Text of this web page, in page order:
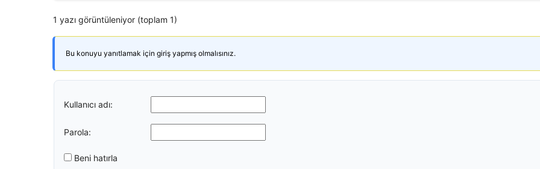
1 yazı görüntüleniyor (toplam 1)
Bu konuyu yanıtlamak için giriş yapmış olmalısınız.
Kullanıcı adı:
Parola:
Beni hatırla